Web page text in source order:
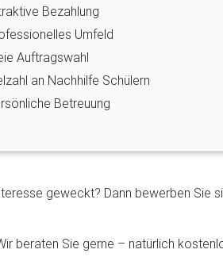
Bezahlung
Umfeld
Auftragswahl
an Nachhilfe Schülern
Betreuung
geweckt? Dann bewerben Sie
beraten Sie gerne – natürlich